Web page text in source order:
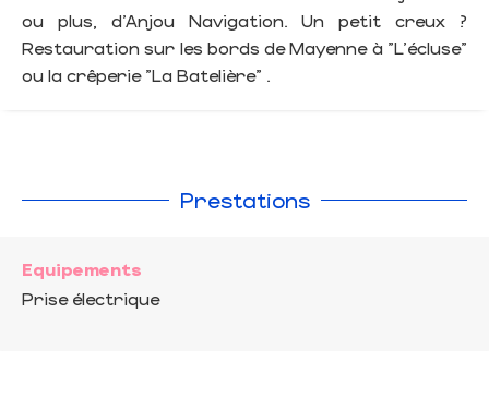
ou plus, d'Anjou Navigation. Un petit creux ?
Restauration sur les bords de Mayenne à "L'écluse"
ou la crêperie "La Batelière" .
Prestations
Equipements
Prise électrique